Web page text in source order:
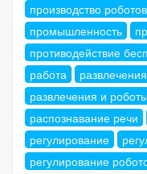
производство роботов
промышленность
противодействие
работа
развлечения и
распознавание речи
регулирование
регулирование